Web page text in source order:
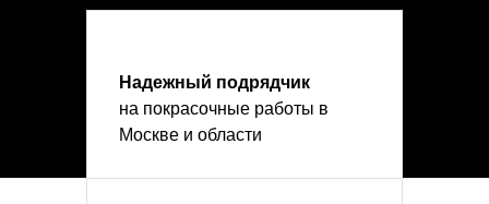
Надежный подрядчик
на покрасочные работы в
Москве и области